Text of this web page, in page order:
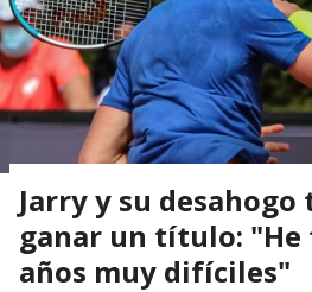
Jarry y su
ganar un título: "He
años muy difíciles"